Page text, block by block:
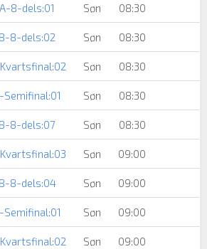
A-8-dels:01 Søn 08:30
B-8-dels:02 Søn 08:30
Søn 08:30
Semifinal:01 Søn 08:30
B-8-dels:07 Søn 08:30
Søn 09:00
B-8-dels:04 Søn 09:00
Semifinal:01 Søn 09:00
Søn 09:00